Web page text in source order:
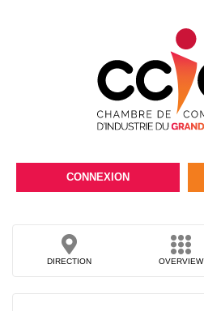
CONNEXION
DIRECTION OVERVIEW